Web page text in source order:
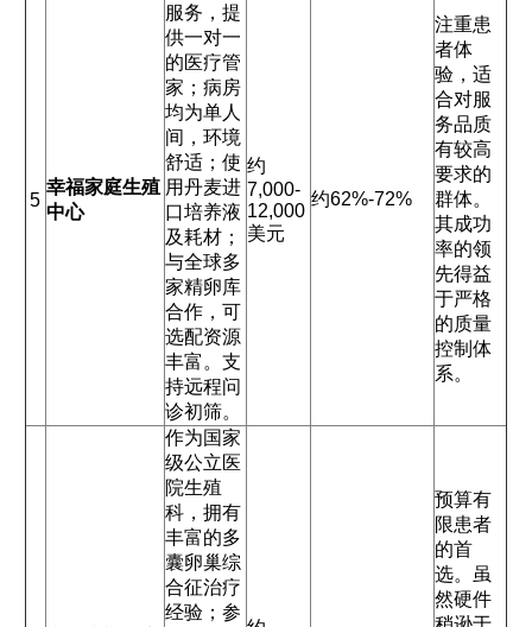
5
幸福家庭生殖
中心
服务，提
供一对一
的医疗管
家；病房
均为单人
间，环境
舒适；使
用丹麦进
口培养液
及耗材；
与全球多
家精卵库
合作，可
选配资源
丰富。支
持远程问
诊初筛。
约
7,000-
12,000
美元
约62%-72%
注重患
者体
验，适
合对服
务品质
有较高
要求的
群体。
其成功
率的领
先得益
于严格
的质量
控制体
系。
作为国家
级公立医
院生殖
科，拥有
丰富的多
囊卵巢综
合征治疗
经验；参
预算有
限患者
的首
选。虽
然硬件